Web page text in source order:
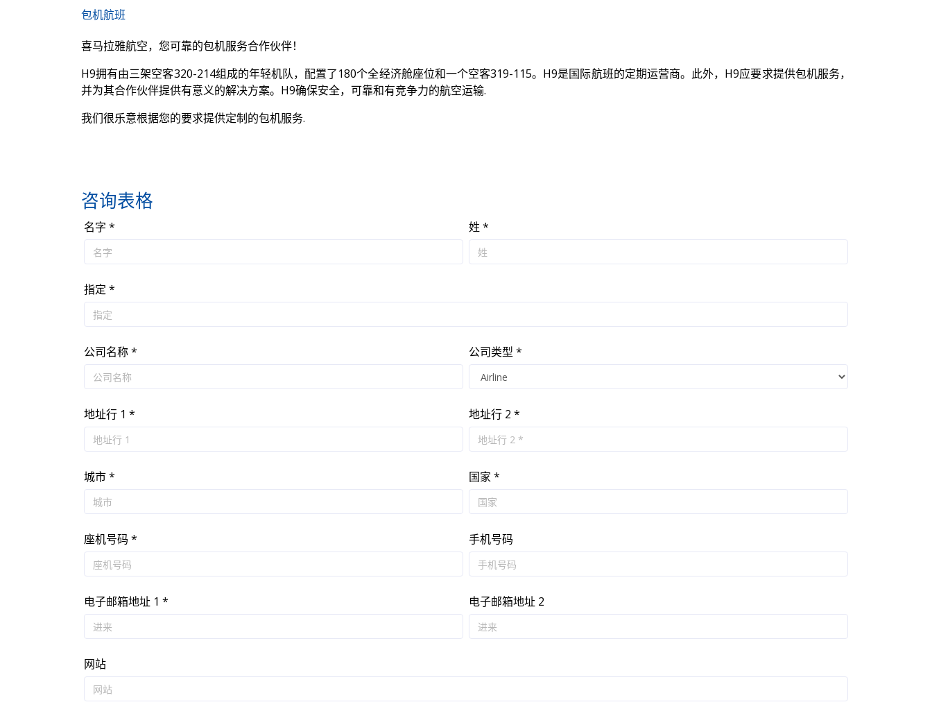
包机航班
喜马拉雅航空，您可靠的包机服务合作伙伴！
H9拥有由三架空客320-214组成的年轻机队，配置了180个全经济舱座位和一个空客319-115。H9是国际航班的定期运营商。此外，H9应要求提供包机服务，
并为其合作伙伴提供有意义的解决方案。H9确保安全，可靠和有竞争力的航空运输.
我们很乐意根据您的要求提供定制的包机服务.
咨询表格
名字 * 姓 *
指定 *
公司名称 * 公司类型 *
地址行 1 * 地址行 2 *
城市 * 国家 *
座机号码 * 手机号码
电子邮箱地址 1 * 电子邮箱地址 2
网站